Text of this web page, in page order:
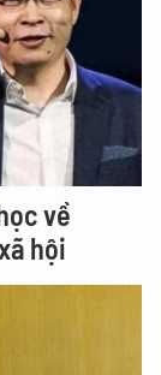
về
hội